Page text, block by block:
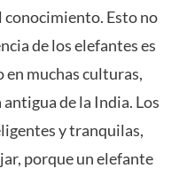
conocimiento. Esto no
de los elefantes es
en muchas culturas,
de la India. Los
y tranquilas,
porque un elefante